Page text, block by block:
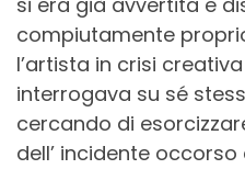
compiutamente
l’artista in crisi
interrogava su sé
cercando di
dell’ incidente